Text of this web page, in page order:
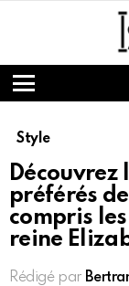
Menu
Style
préférés
compris
reine
Rédigé par